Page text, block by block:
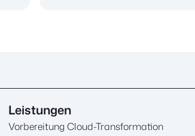
Leistungen
Vorbereitung Cloud-Transformation